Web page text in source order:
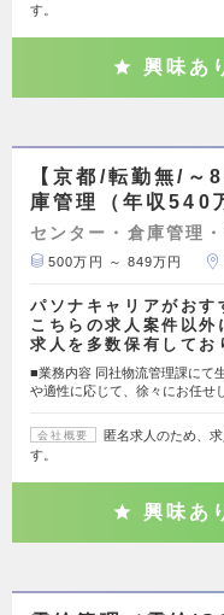
す。
興味あ
【京都/転勤無/～
庫管理（年収540
センター・倉庫管理
500万円 ～ 849万円
パソナキャリアがおす
こちらの求人案件以外
求人を多数保有して
■業務内容 同社物流管理課にて
や適性に応じて、徐々にお任せ
会社概要
匿名求人のため、
す。
興味あ